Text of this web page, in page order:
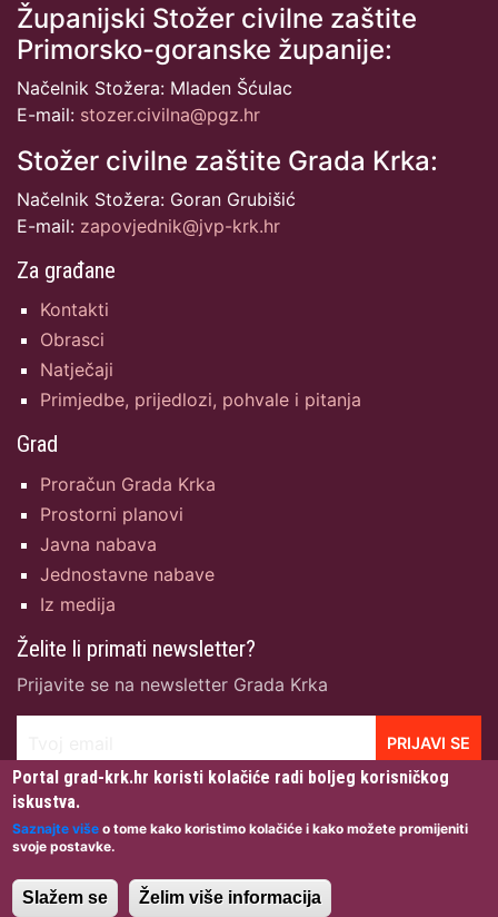
Županijski Stožer civilne zaštite
Primorsko-goranske županije:
Načelnik Stožera: Mladen Šćulac
E-mail: stozer.civilna@pgz.hr
Stožer civilne zaštite Grada Krka:
Načelnik Stožera: Goran Grubišić
E-mail: zapovjednik@jvp-krk.hr
Za građane
Kontakti
Obrasci
Natječaji
Primjedbe, prijedlozi, pohvale i pitanja
Grad
Proračun Grada Krka
Prostorni planovi
Javna nabava
Jednostavne nabave
Iz medija
Želite li primati newsletter?
Prijavite se na newsletter Grada Krka
PRIJAVI SE
Gržetić· Izrada & Hosting:NetCom d.o.o.
korištenja·Zaštita privatnosti·Pristupačnost
Portal grad-krk.hr koristi kolačiće radi boljeg korisničkog
iskustva.
Saznajte više o tome kako koristimo kolačiće i kako možete promijeniti
svoje postavke.
Slažem se Želim više informacija